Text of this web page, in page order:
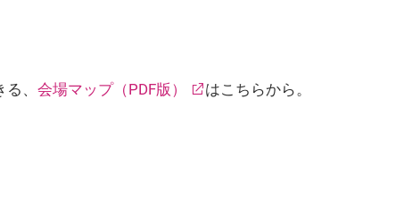
、 会場マップ（PDF版） はこちらから。